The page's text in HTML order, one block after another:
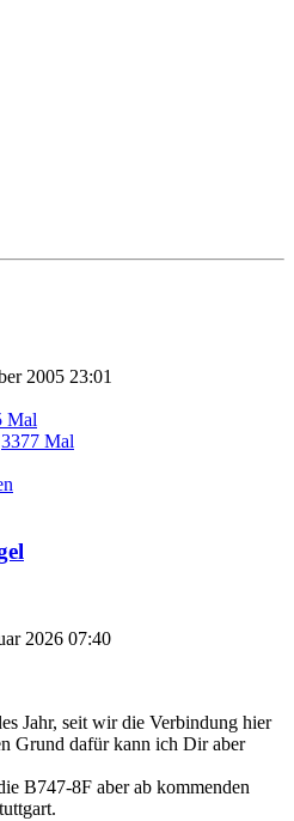
2005 23:01
Mal
3377 Mal
2026 07:40
Jahr, seit wir die Verbindung hier
Grund dafür kann ich Dir aber
B747-8F aber ab kommenden